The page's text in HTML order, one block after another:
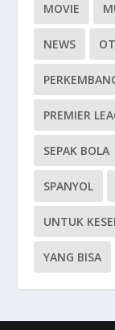
MOVIE
NEWS
PREMIER
SEPAK BOLA
SPANYOL
UNTUK
YANG BISA